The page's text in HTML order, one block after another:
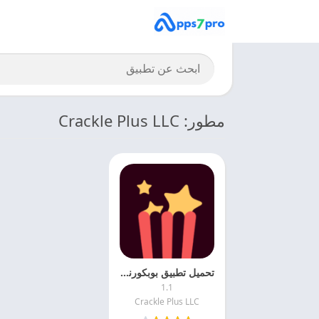
مطور: Crackle Plus LLC
تحميل تطبيق بوبكورنفليكس 2026 Popcornflix TV اخر اصدار مجانا
1.1
Crackle Plus LLC